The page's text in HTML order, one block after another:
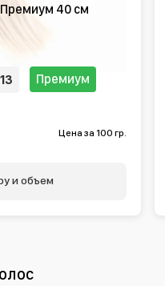
Премиум 40 см
Премиум
Цена за 100 гр.
и объем